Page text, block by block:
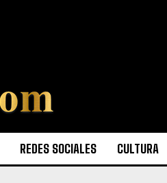
REDES SOCIALES CULTURA